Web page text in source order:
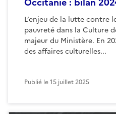
L’enjeu de la lutte contre
pauvreté dans la Culture
majeur du Ministère. En
des affaires culturelles...
Publié le15 juillet 2025